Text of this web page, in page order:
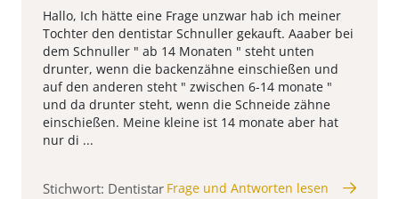
Hallo, Ich hätte eine Frage unzwar hab ich meiner
Tochter den dentistar Schnuller gekauft. Aaaber bei
dem Schnuller " ab 14 Monaten " steht unten
drunter, wenn die backenzähne einschießen und
auf den anderen steht " zwischen 6-14 monate "
und da drunter steht, wenn die Schneide zähne
einschießen. Meine kleine ist 14 monate aber hat
nur di ...
Stichwort: Dentistar Frage und Antworten lesen